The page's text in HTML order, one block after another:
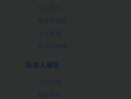
核心理念
願景與使命
企業集團
獎項與榮譽
投資人專區
公司治理
財務資訊